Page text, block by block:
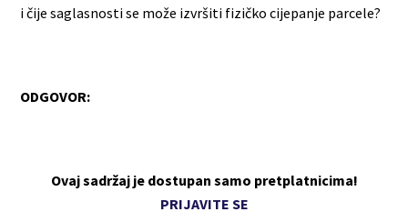
i čije saglasnosti se može izvršiti fizičko cijepanje parcele?
ODGOVOR:
Ovaj sadržaj je dostupan samo pretplatnicima!
PRIJAVITE SE